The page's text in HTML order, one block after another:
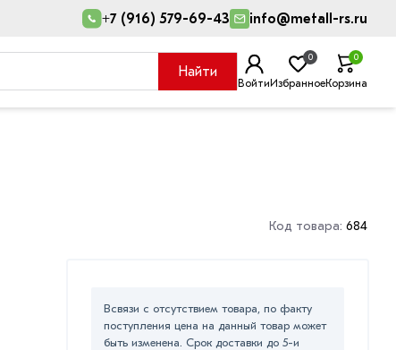
+7 (916) 579-69-43 info@metall-rs.ru
Найти
ВойтиИзбранное
0
Корзина
0
Код товара: 684
Всвязи с отсутствием товара, по факту
поступления цена на данный товар может
быть изменена. Срок доставки до 5-и